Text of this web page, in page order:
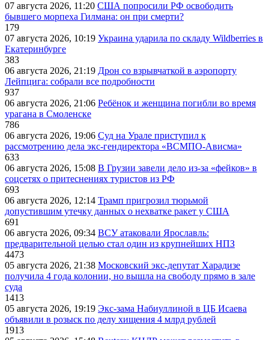
07 августа 2026, 11:20 США попросили РФ освободить
бывшего морпеха Гилмана: он при смерти?
179
07 августа 2026, 10:19 Украина ударила по складу Wildberries в
Екатеринбурге
383
06 августа 2026, 21:19 Дрон со взрывчаткой в аэропорту
Лейпцига: собрали все подробности
937
06 августа 2026, 21:06 Ребёнок и женщина погибли во время
урагана в Смоленске
786
06 августа 2026, 19:06 Суд на Урале приступил к
рассмотрению дела экс-гендиректора «ВСМПО-Ависма»
633
06 августа 2026, 15:08 В Грузии завели дело из-за «фейков» в
соцсетях о притеснениях туристов из РФ
693
06 августа 2026, 12:14 Трамп пригрозил тюрьмой
допустившим утечку данных о нехватке ракет у США
691
06 августа 2026, 09:34 ВСУ атаковали Ярославль:
предварительной целью стал один из крупнейших НПЗ
4473
05 августа 2026, 21:38 Московский экс-депутат Харадизе
получила 4 года колонии, но вышла на свободу прямо в зале
суда
1413
05 августа 2026, 19:19 Экс-зама Набиуллиной в ЦБ Исаева
объявили в розыск по делу хищения 4 млрд рублей
1913